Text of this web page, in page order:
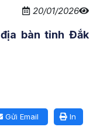
20/01/2026
bàn tỉnh Đắk
In
Gửi Email